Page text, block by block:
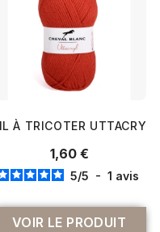
DE FRANCE
À TRICOTER UTTACRYL
1,60 €
5/5 - 1 avis
VOIR LE PRODUIT